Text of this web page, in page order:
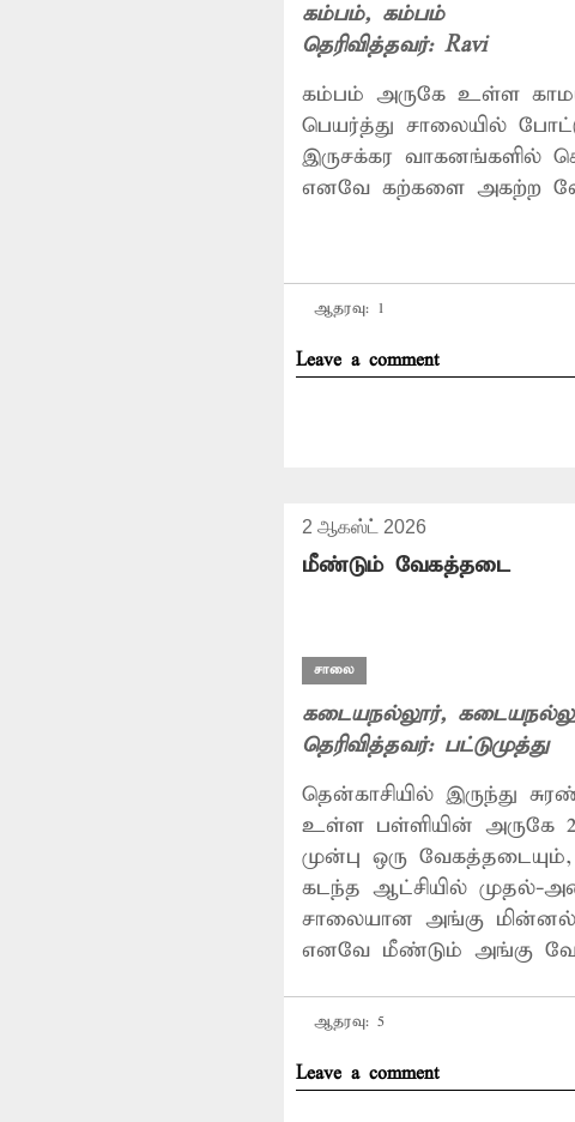
கம்பம், கம்பம்
தெரிவித்தவர்: Ravi
கம்பம் அருகே உள்ள
பெயர்த்து சாலையில்
இருசக்கர வாகனங்களில்
எனவே கற்களை அகற்ற
ஆதரவு: 1
Leave a comment
2 ஆகஸ்ட் 2026
மீண்டும் வேகத்தடை
சாலை
கடையநல்லூர்,
தெரிவித்தவர்: பட்டுமுத்து
தென்காசியில் இருந்து
உள்ள பள்ளியின்
முன்பு ஒரு
கடந்த ஆட்சியில் முதல்-
சாலையான அங்கு மின்னல்
எனவே மீண்டும் அங்கு
ஆதரவு: 5
Leave a comment